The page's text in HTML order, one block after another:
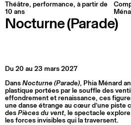
Théâtre, performance, à partir de
10 ans
Nocturne (Parade)
Du 20 au 23 mars 2027
Dans Nocturne (Parade), Phia Ménard
plastique portées par le souffle des
effondrement et renaissance, ces
une danse étrange au cœur d’une piste
des Pièces du vent, le spectacle
les forces invisibles qui la traversent.